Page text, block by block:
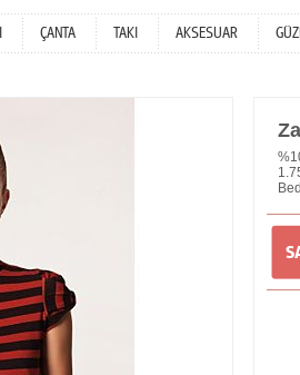
ÇANTA TAKI AKSESUAR